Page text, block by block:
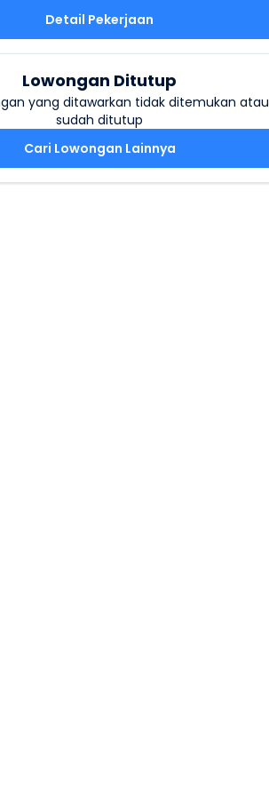
Detail Pekerjaan
Lowongan Ditutup
yang ditawarkan tidak ditemukan atau
sudah ditutup
Cari Lowongan Lainnya